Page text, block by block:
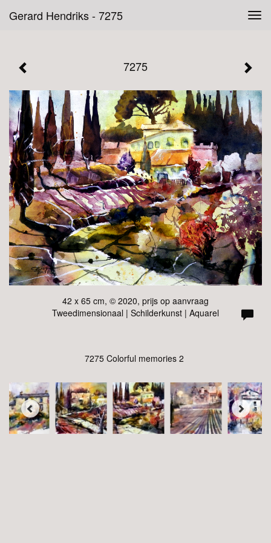
Gerard Hendriks - 7275
7275
42 x 65 cm, © 2020, prijs op aanvraag
Tweedimensionaal | Schilderkunst | Aquarel
7275 Colorful memories 2